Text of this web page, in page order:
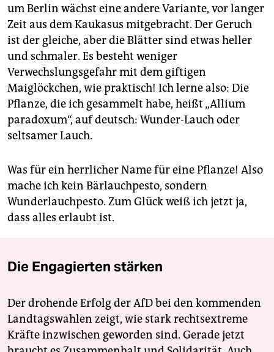
um Berlin wächst eine andere Variante, vor langer
Zeit aus dem Kaukasus mitgebracht. Der Geruch
ist der gleiche, aber die Blätter sind etwas heller
und schmaler. Es besteht weniger
Verwechslungsgefahr mit dem giftigen
Maiglöckchen, wie praktisch! Ich lerne also: Die
Pflanze, die ich gesammelt habe, heißt „Allium
paradoxum“, auf deutsch: Wunder-Lauch oder
seltsamer Lauch.
Was für ein herrlicher Name für eine Pflanze! Also
mache ich kein Bärlauchpesto, sondern
Wunderlauchpesto. Zum Glück weiß ich jetzt ja,
dass alles erlaubt ist.
Die Engagierten stärken
Der drohende Erfolg der AfD bei den kommenden
Landtagswahlen zeigt, wie stark rechtsextreme
Kräfte inzwischen geworden sind. Gerade jetzt